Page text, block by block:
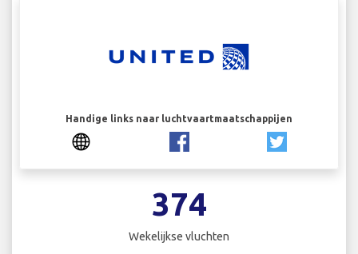
Handige links naar luchtvaartmaatschappijen
374
Wekelijkse vluchten